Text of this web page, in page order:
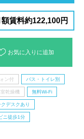
賃料約122,100円
お気に入りに追加
ン付 バス・トイレ別
乾燥機 無料Wi-Fi
クデスクあり
ニ徒歩1分